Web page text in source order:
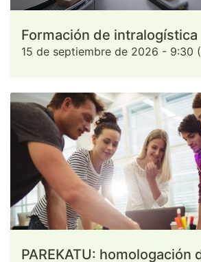
Formación de intralogística
15 de septiembre de 2026 - 9:30 (